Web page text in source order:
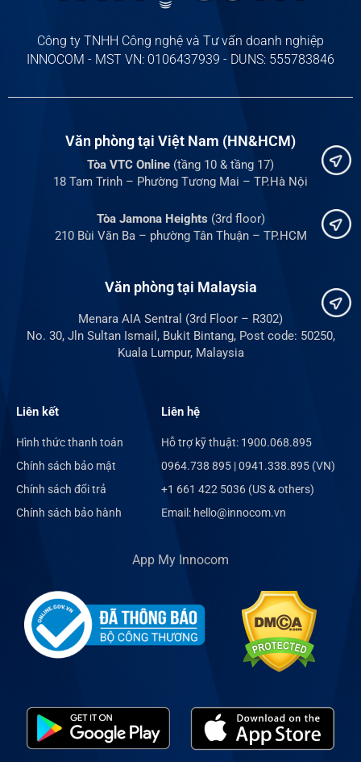
Công ty TNHH Công nghệ và Tư vấn doanh nghiệp
INNOCOM - MST VN: 0106437939 - DUNS: 555783846
Văn phòng tại Việt Nam (HN&HCM)
Tòa VTC Online (tầng 10 & tầng 17)
18 Tam Trinh – Phường Tương Mai – TP.Hà Nội
Tòa Jamona Heights (3rd floor)
210 Bùi Văn Ba – phường Tân Thuận – TP.HCM
Văn phòng tại Malaysia
Menara AIA Sentral (3rd Floor – R302)
No. 30, Jln Sultan Ismail, Bukit Bintang, Post code: 50250,
Kuala Lumpur, Malaysia
Liên kết
Hình thức thanh toán
Chính sách bảo mật
Chính sách đổi trả
Chính sách bảo hành
Liên hệ
Hỗ trợ kỹ thuật: 1900.068.895
0964.738 895 | 0941.338.895 (VN)
+1 661 422 5036 (US & others)
Email: hello@innocom.vn
App My Innocom